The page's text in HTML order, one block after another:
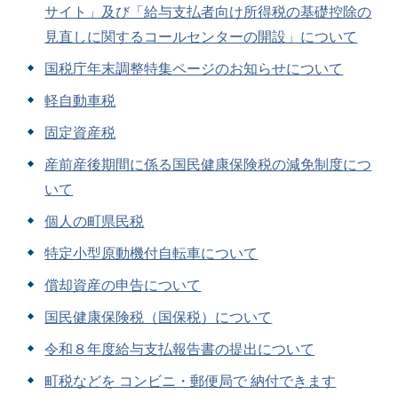
サイト」及び「給与支払者向け所得税の基礎控除の
見直しに関するコールセンターの開設」について
国税庁年末調整特集ページのお知らせについて
軽自動車税
固定資産税
産前産後期間に係る国民健康保険税の減免制度につ
いて
個人の町県民税
特定小型原動機付自転車について
償却資産の申告について
国民健康保険税（国保税）について
令和８年度給与支払報告書の提出について
町税などを コンビニ・郵便局で 納付できます